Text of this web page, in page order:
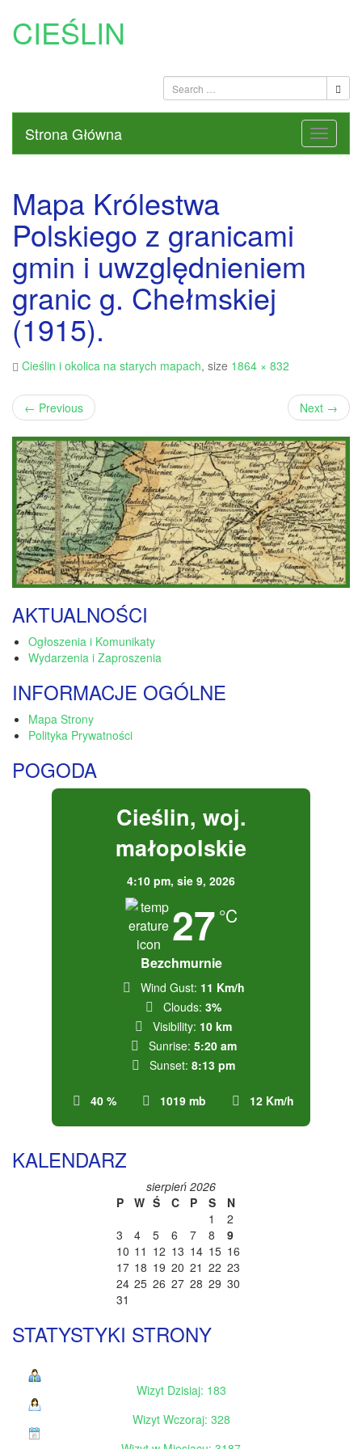
CIEŚLIN
Strona Główna
Mapa Królestwa
Polskiego z granicami
gmin i uwzględnieniem
granic g. Chełmskiej
(1915).
Cieślin i okolica na starych mapach, size 1864 × 832
← Previous Next →
AKTUALNOŚCI
Ogłoszenia i Komunikaty
Wydarzenia i Zaproszenia
INFORMACJE OGÓLNE
Mapa Strony
Polityka Prywatności
POGODA
Cieślin, woj.
małopolskie
4:10 pm, sie 9, 2026
27 °C
Bezchmurnie
40 % 1019 mb 12 Km/h
Wind Gust: 11 Km/h
Clouds: 3%
Visibility: 10 km
Sunrise: 5:20 am
Sunset: 8:13 pm
KALENDARZ
sierpień 2026
P
W Ś C P S
N
1
2
3
4 5 6 7 8
9
10 11 12 13 14 15 16
17 18 19 20 21 22 23
24 25 26 27 28 29 30
31
STATYSTYKI STRONY
Wizyt Dzisiaj: 183
Wizyt Wczoraj: 328